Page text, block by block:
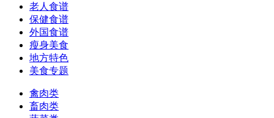
老人食谱
保健食谱
外国食谱
瘦身美食
地方特色
美食专题
禽肉类
畜肉类